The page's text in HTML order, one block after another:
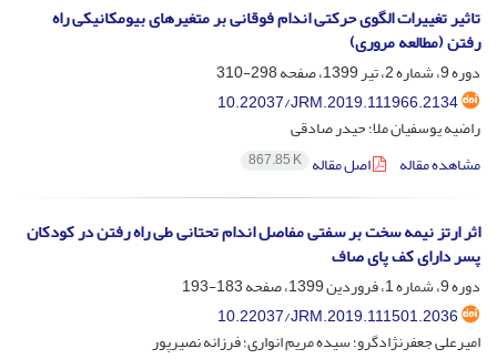
تاثیر تغییرات الگوی حرکتی اندام فوقانی بر متغیرهای بیومکانیکی راه
رفتن (مطالعه مروری)
دوره 9، شماره 2، تیر 1399، صفحه
298-310
10.22037/JRM.2019.111966.2134
راضیه یوسفیان ملا؛ حیدر صادقی
مشاهده مقاله
اصل مقاله 867.85 K
اثر ارتز نیمه سخت بر سفتی مفاصل اندام تحتانی طی راه رفتن در کودکان
پسر دارای کف پای صاف
دوره 9، شماره 1، فروردین 1399، صفحه
183-193
10.22037/JRM.2019.111501.2036
امیرعلی جعفرنژادگرو؛ سیده مریم انواری؛ فرزانه نصیرپور